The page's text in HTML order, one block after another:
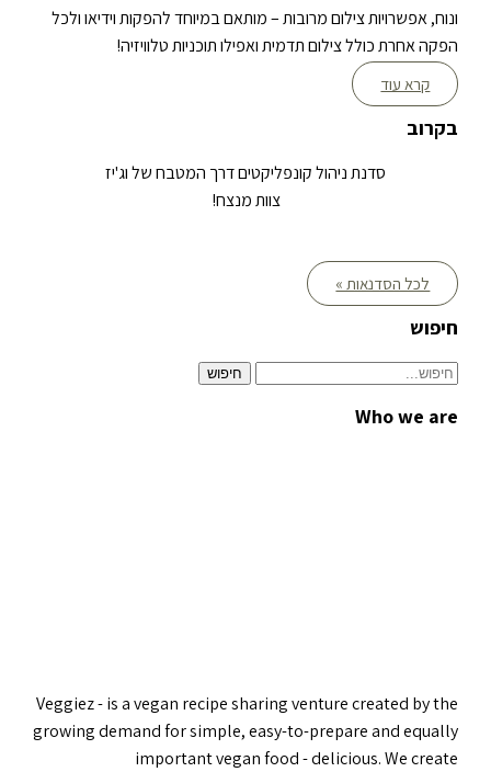
ונוח, אפשרויות צילום מרובות – מותאם במיוחד להפקות וידיאו ולכל
הפקה אחרת כולל צילום תדמית ואפילו תוכניות טלוויזיה!
קרא עוד
בקרוב
סדנת ניהול קונפליקטים דרך המטבח של וג'יז
צוות מנצח!
לכל הסדנאות »
חיפוש
Who we are
Veggiez - is a vegan recipe sharing venture created by the
growing demand for simple, easy-to-prepare and equally
important vegan food - delicious. We create